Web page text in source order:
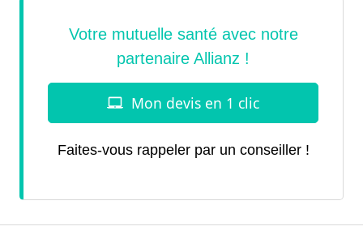
Faites-vous rappeler par un conseiller !